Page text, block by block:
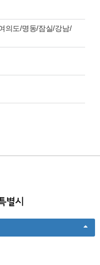
의도/명동/잠실/강남/